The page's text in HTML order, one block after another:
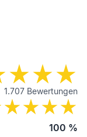
1.707 Bewertungen
100 %